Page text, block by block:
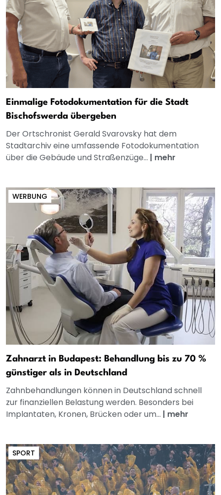
Einmalige Fotodokumentation für die Stadt
Bischofswerda übergeben
Der Ortschronist Gerald Svarovsky hat dem
Stadtarchiv eine umfassende Fotodokumentation
über die Gebäude und Straßenzüge... | mehr
WERBUNG
Zahnarzt in Budapest: Behandlung bis zu 70 %
günstiger als in Deutschland
Zahnbehandlungen können in Deutschland schnell
zur finanziellen Belastung werden. Besonders bei
Implantaten, Kronen, Brücken oder um... | mehr
SPORT